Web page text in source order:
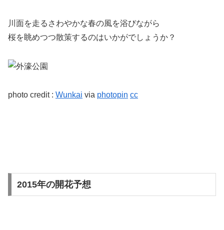
川面を走るさわやかな春の風を浴びながら
桜を眺めつつ散策するのはいかがでしょうか？
photo credit : Wunkai via photopin cc
2015年の開花予想